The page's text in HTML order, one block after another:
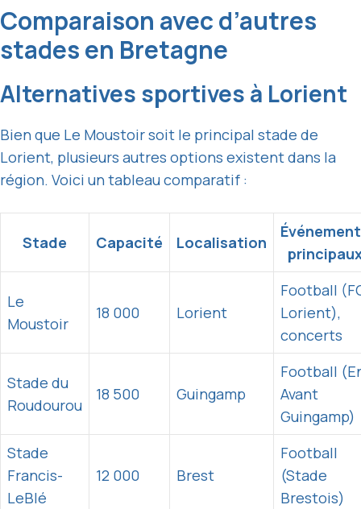
Comparaison avec d’autres
stades en Bretagne
Alternatives sportives à Lorient
Bien que Le Moustoir soit le principal stade de
Lorient, plusieurs autres options existent dans la
région. Voici un tableau comparatif :
Stade Capacité Localisation
Le
Moustoir
18 000 Lorient
Football
Lorient),
concerts
Stade du
Roudourou
18 500 Guingamp
Football
Avant
Guingamp)
Stade
Francis-
LeBlé
12 000 Brest
Football
(Stade
Brestois)